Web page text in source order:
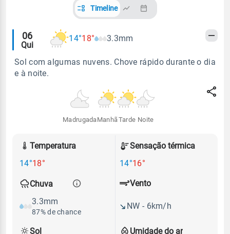
Timeline
Alertas
meteorológicos
06
Qui
14°18° 3.3mm
Sol com algumas nuvens. Chove rápido durante o dia
e à noite.
Madrugada Manhã Tarde Noite
Temperatura
14°18°
Sensação térmica
14°16°
Chuva
3.3mm
87% de chance
Umidade do ar
Vento
NW - 6km/h
Sol